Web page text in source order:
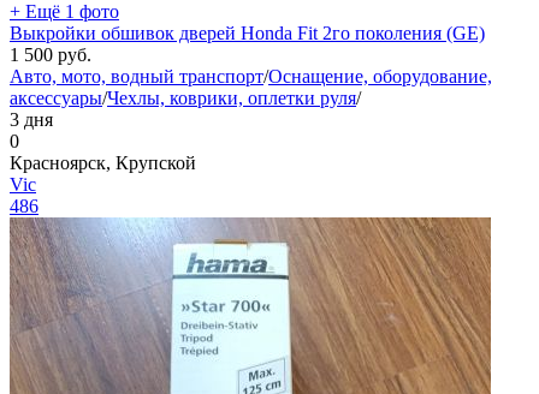
+ Ещё 1 фото
Выкройки обшивок дверей Honda Fit 2го поколения (GE)
1 500 руб.
Авто, мото, водный транспорт/Оснащение, оборудование,
аксессуары/Чехлы, коврики, оплетки руля/
3 дня
0
Красноярск, Крупской
Vic
486